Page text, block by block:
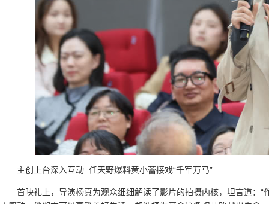
主创上台深入互动 任天野爆料黄小蕾接戏“千军万马”
首映礼上，导演杨真为观众细细解读了影片的拍摄内核，坦言道：